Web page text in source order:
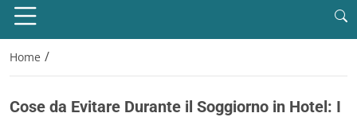
Home /
Cose da Evitare Durante il Soggiorno in Hotel: I